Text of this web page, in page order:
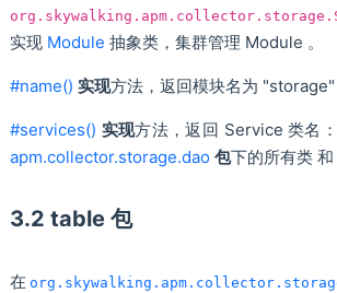
实现 Module 抽象类，集群管理 Module 。
#name() 实现方法，返回模块名为 "storage"
#services() 实现方法，返回 Service 类名
apm.collector.storage.dao 包下的所有类 和
3.2 table 包
在